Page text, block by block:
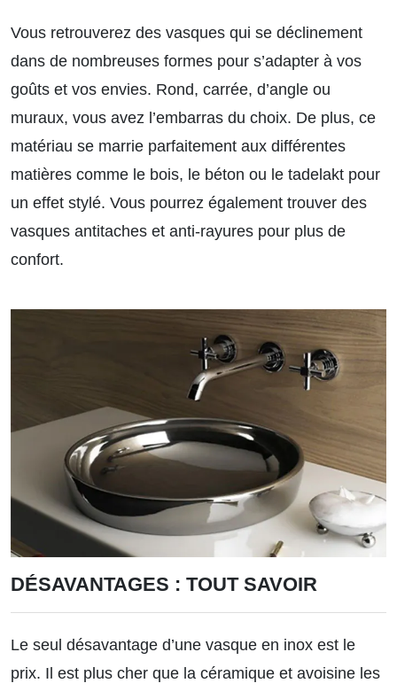
Vous retrouverez des vasques qui se déclinement
dans de nombreuses formes pour s’adapter à vos
goûts et vos envies. Rond, carrée, d’angle ou
muraux, vous avez l’embarras du choix. De plus, ce
matériau se marrie parfaitement aux différentes
matières comme le bois, le béton ou le tadelakt pour
un effet stylé. Vous pourrez également trouver des
vasques antitaches et anti-rayures pour plus de
confort.
DÉSAVANTAGES : TOUT SAVOIR
Le seul désavantage d’une vasque en inox est le
prix. Il est plus cher que la céramique et avoisine les